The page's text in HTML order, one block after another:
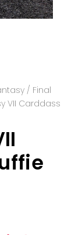
/ Final
VII Carddass